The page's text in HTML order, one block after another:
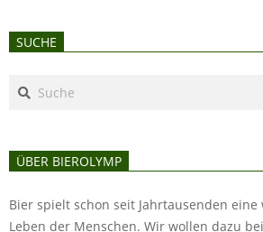
SUCHE
Search
ÜBER BIEROLYMP
Bier spielt schon seit Jahrtausenden eine
Leben der Menschen. Wir wollen dazu